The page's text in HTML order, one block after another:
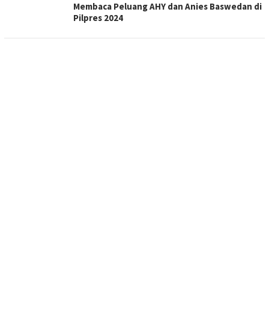
Membaca Peluang AHY dan Anies Baswedan di
Pilpres 2024